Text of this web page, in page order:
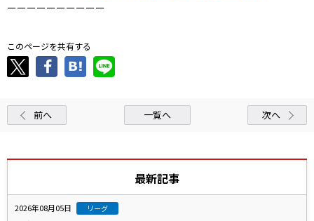
ーーーーーーーーーー
このページを共有する
前へ 一覧へ 次へ
最新記事
2026年08月05日 リーグ